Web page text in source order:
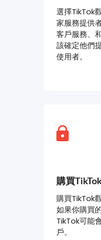
選擇TikTok
家服務提供
客戶服務、
該確定他們
使用者。
購買
購買TikTok
如果你購買
TikTok可能
戶。